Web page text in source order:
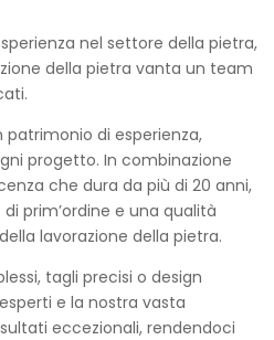
nel settore della pietra,
della pietra vanta un team
di esperienza,
progetto. In combinazione
che dura da più di 20 anni,
prim’ordine e una qualità
lavorazione della pietra.
tagli precisi o design
e la nostra vasta
eccezionali, rendendoci